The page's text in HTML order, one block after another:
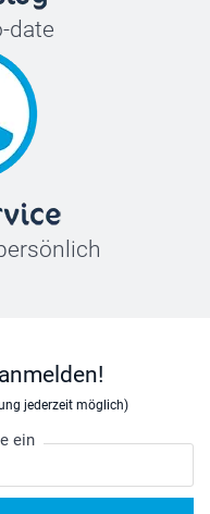
date
jederzeit möglich)
ein